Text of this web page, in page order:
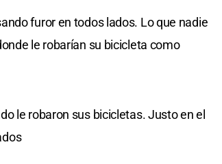
furor en todos lados. Lo que nadie
le robarían su bicicleta como
le robaron sus bicicletas. Justo en el